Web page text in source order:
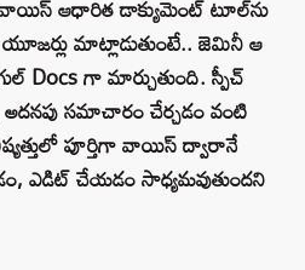
వాయిస్ ఆధారిత డాక్యుమెంట్ టూల్‌ను
మాట్లాడుతుంటే.. జెమినీ ఆ
Docs‌ గా మార్చుతుంది. స్పీచ్
సమాచారం చేర్చడం వంటి
పూర్తిగా వాయిస్ ద్వారానే
ఎడిట్ చేయడం సాధ్యమవుతుందని